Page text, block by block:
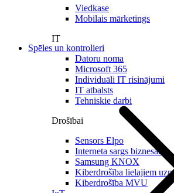
Viedkase
Mobilais mārketings
IT
Datoru noma
Microsoft 365
Individuāli IT risinājumi
IT atbalsts
Tehniskie darbi
Drošībai
Sensors Elpo
Interneta sargs biznesam
Samsung KNOX
Kiberdrošība lielajiem
Kiberdrošība MVU
Spēles un kontrolieri